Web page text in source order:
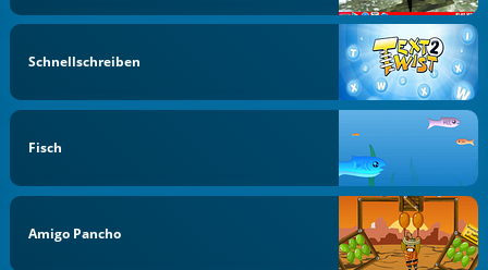
Schnellschreiben
Fisch
Amigo Pancho